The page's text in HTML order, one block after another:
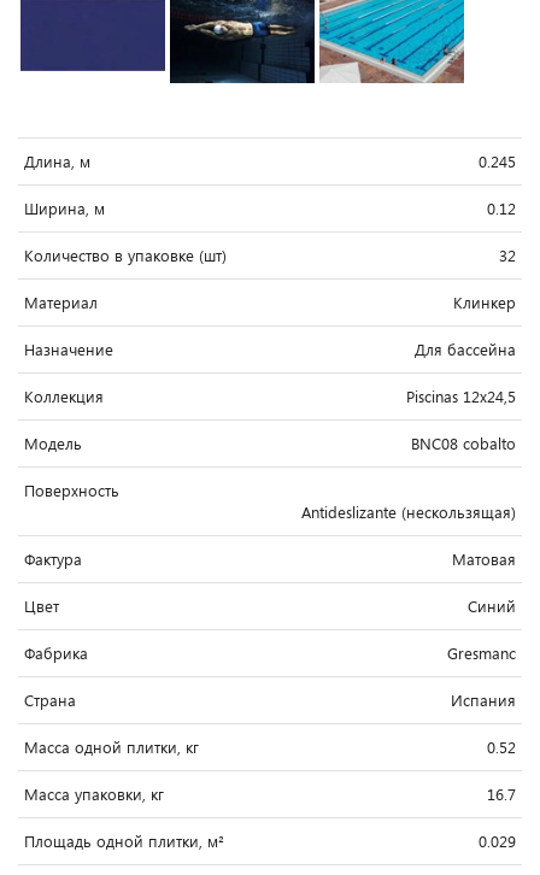
Длина, м 0.245
Ширина, м 0.12
Количество в упаковке (шт) 32
Материал Клинкер
Назначение Для бассейна
Коллекция Piscinas 12x24,5
Модель BNC08 cobalto
Поверхность
Antideslizante (нескользящая)
Фактура Матовая
Цвет Синий
Фабрика Gresmanc
Страна Испания
Масса одной плитки, кг 0.52
Масса упаковки, кг 16.7
Площадь одной плитки, м² 0.029